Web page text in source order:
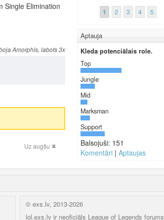
Single Elimination
Amorphis, labots 3x
Uz augšu
1 2 3 4 5
Aptauja
Kleda potenciālais role.
Top
Jungle
Mid
Marksman
Support
Balsojuši: 151
Komentāri | Aptaujas
© exs.lv, 2013-2026
lol.exs.lv ir neoficiāls League of Legends forums